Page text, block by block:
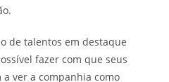
de talentos em destaque
fazer com que seus
ver a companhia como